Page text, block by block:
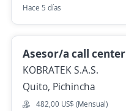
Hace 5 días
Asesor/a call center
KOBRATEK S.A.S.
Quito, Pichincha
482,00 US$ (Mensual)